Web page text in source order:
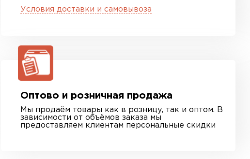
Условия доставки и самовывоза
Оптово и розничная продажа
Мы продаём товары как в розницу, так и оптом. В
зависимости от объёмов заказа мы
предоставляем клиентам персональные скидки